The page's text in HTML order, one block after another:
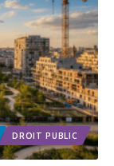
DROIT PUBLIC